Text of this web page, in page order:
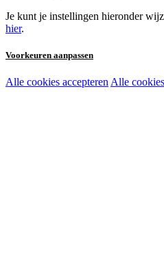
Je kunt je instellingen hieronder
hier.
Voorkeuren aanpassen
Noodzakelijke cookies:
Alle cookies accepteren Alle